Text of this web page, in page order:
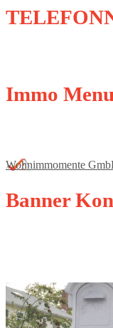
Immo
Wohnimmomente
Banner